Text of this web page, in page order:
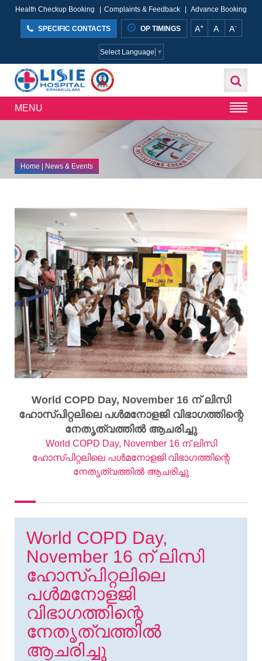
Health Checkup Booking Complaints & Feedback Advance Booking
SPECIFIC CONTACTS OP TIMINGS A+ A A-
Select Language ▼
MENU
Home| News & Events
World COPD Day, November 16 ന് ലിസി
ഹോസ്പിറ്റലിലെ പള്‍മനോളജി വിഭാഗത്തിന്റെ
നേതൃത്വത്തിൽ ആചരിച്ചു
World COPD Day, November 16 ന് ലിസി
ഹോസ്പിറ്റലിലെ പള്‍മനോളജി വിഭാഗത്തിന്റെ
നേതൃത്വത്തിൽ ആചരിച്ചു
World COPD Day,
November 16 ന് ലിസി
ഹോസ്പിറ്റലിലെ
പള്‍മനോളജി
വിഭാഗത്തിന്റെ
നേതൃത്വത്തിൽ
ആചരിച്ചു